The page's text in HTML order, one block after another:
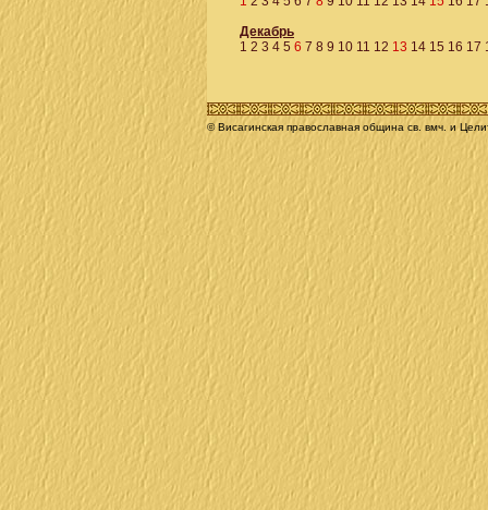
Декабрь
1 2 3 4 5 6 7 8 9 10 11 12 13 14 15 16 17
© Висагинская православная община св. вмч. и